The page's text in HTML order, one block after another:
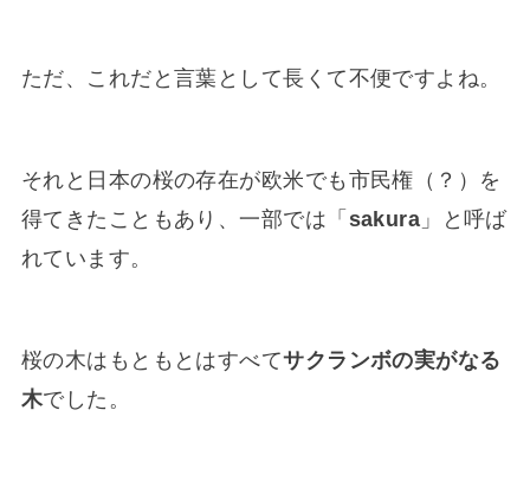
ただ、これだと言葉として長くて不便ですよね。
それと日本の桜の存在が欧米でも市民権（？）を
得てきたこともあり、一部では「 sakura 」と呼ば
れています。
桜の木はもともとはすべてサクランボの実がなる
木でした。